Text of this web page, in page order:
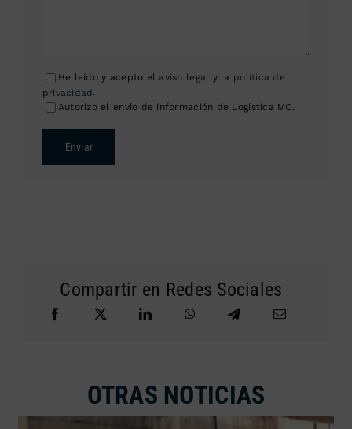
He leído y acepto el aviso legal y la política de
privacidad.
Autorizo el envío de información de Logística MC.
Enviar
Compartir en Redes Sociales
OTRAS NOTICIAS